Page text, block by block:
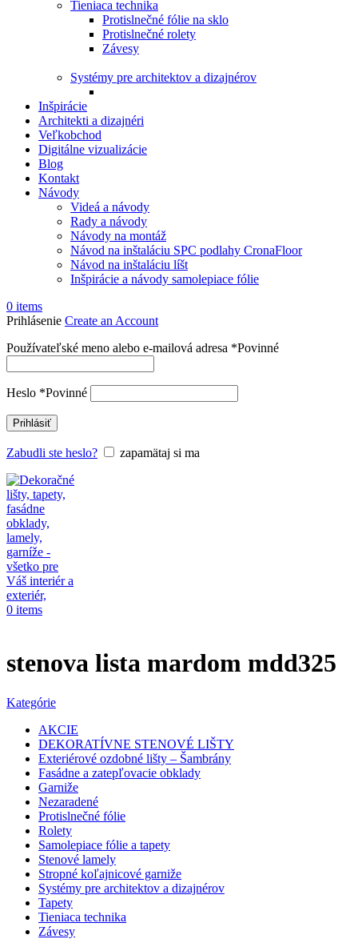
Tieniaca technika
Protislnečné fólie na sklo
Protislnečné rolety
Závesy
Systémy pre architektov a dizajnérov
Inšpirácie
Architekti a dizajnéri
Veľkobchod
Digitálne vizualizácie
Blog
Kontakt
Návody
Videá a návody
Rady a návody
Návody na montáž
Návod na inštaláciu SPC podlahy CronaFloor
Návod na inštaláciu líšt
Inšpirácie a návody samolepiace fólie
0 items
Prihlásenie Create an Account
Používateľské meno alebo e-mailová adresa *Povinné
Heslo *Povinné
Prihlásiť
Zabudli ste heslo? zapamätaj si ma
0 items
stenova lista mardom mdd325
Kategórie
AKCIE
DEKORATÍVNE STENOVÉ LIŠTY
Exteriérové ozdobné lišty – Šambrány
Fasádne a zatepľovacie obklady
Garniže
Nezaradené
Protislnečné fólie
Rolety
Samolepiace fólie a tapety
Stenové lamely
Stropné koľajnicové garniže
Systémy pre architektov a dizajnérov
Tapety
Tieniaca technika
Závesy